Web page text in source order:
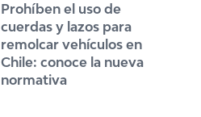
Prohíben el uso de
cuerdas y lazos para
remolcar vehículos en
Chile: conoce la nueva
normativa